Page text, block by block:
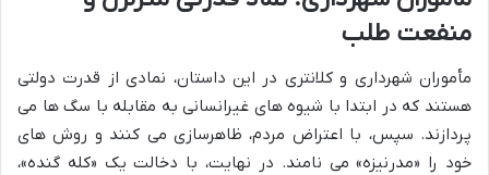
منفعت طلب
مأموران شهرداری و کلانتری در این داستان، نمادی از قدرت دولتی
هستند که در ابتدا با شیوه های غیرانسانی به مقابله با سگ ها می
پردازند. سپس، با اعتراض مردم، ظاهرسازی می کنند و روش های
خود را «مدرنیزه» می نامند. در نهایت، با دخالت یک «کله گنده»،